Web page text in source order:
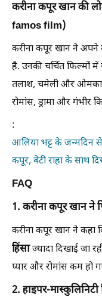
करीना कपूर खान की
famos film)
करीना कपूर खान ने अपने
है. उनकी चर्चित फिल्मों
तलाश, चमेली और
रोमांस, ड्रामा और गंभीर
:
आलिया भट्ट के जन्मदिन
कपूर, बेटी राहा के साथ
FAQ
1. करीना कपूर खान ने
करीना कपूर खान ने
हिंसाज्यादा दिखाई जा
प्यार और रोमांस कम हो
2. हाइपर-